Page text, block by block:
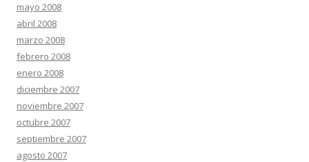
mayo 2008
abril 2008
marzo 2008
febrero 2008
enero 2008
diciembre 2007
noviembre 2007
octubre 2007
septiembre 2007
agosto 2007